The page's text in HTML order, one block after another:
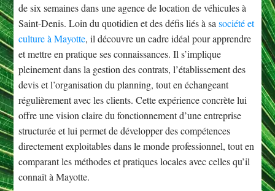
de six semaines dans une agence de location de véhicules à
Saint-Denis. Loin du quotidien et des défis liés à sasociété et
culture à Mayotte, il découvre un cadre idéal pour apprendre
et mettre en pratique ses connaissances. Il s’implique
pleinement dans la gestion des contrats, l’établissement des
devis et l’organisation du planning, tout en échangeant
régulièrement avec les clients. Cette expérience concrète lui
offre une vision claire du fonctionnement d’une entreprise
structurée et lui permet de développer des compétences
directement exploitables dans le monde professionnel, tout en
comparant les méthodes et pratiques locales avec celles qu’il
connaît à Mayotte.